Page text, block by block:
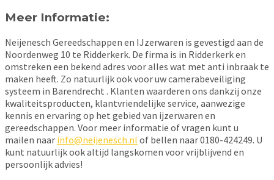
Meer Informatie:
Neijenesch Gereedschappen en IJzerwaren is gevestigd aan de
Noordenweg 10 te Ridderkerk. De firma is in Ridderkerk en
omstreken een bekend adres voor alles wat met anti inbraak te
maken heeft. Zo natuurlijk ook voor uw camerabeveiliging
systeem in Barendrecht . Klanten waarderen ons dankzij onze
kwaliteitsproducten, klantvriendelijke service, aanwezige
kennis en ervaring op het gebied van ijzerwaren en
gereedschappen. Voor meer informatie of vragen kunt u
mailen naar info@neijenesch.nl of bellen naar 0180-424249. U
kunt natuurlijk ook altijd langskomen voor vrijblijvend en
persoonlijk advies!